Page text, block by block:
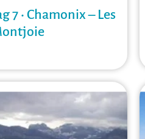
7 • Chamonix – Les